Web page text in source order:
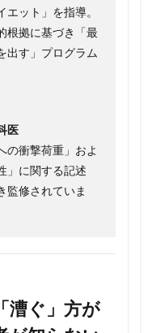
ット」を指導。
根拠に基づき「最
出す」プログラム
医
の衝撃荷重」およ
」に関する記述
監修されていま
漕ぐ」方が